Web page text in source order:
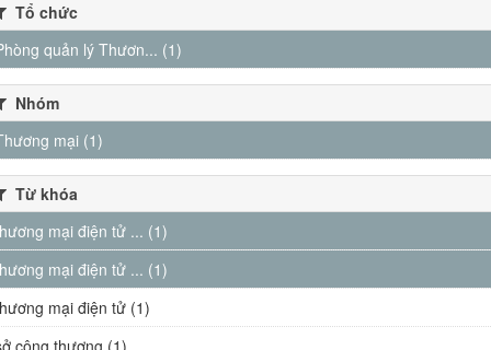
Tổ chức
quản lý Thươn... (1)
Nhóm
mại (1)
Từ khóa
mại điện tử ... (1)
mại điện tử ... (1)
mại điện tử (1)